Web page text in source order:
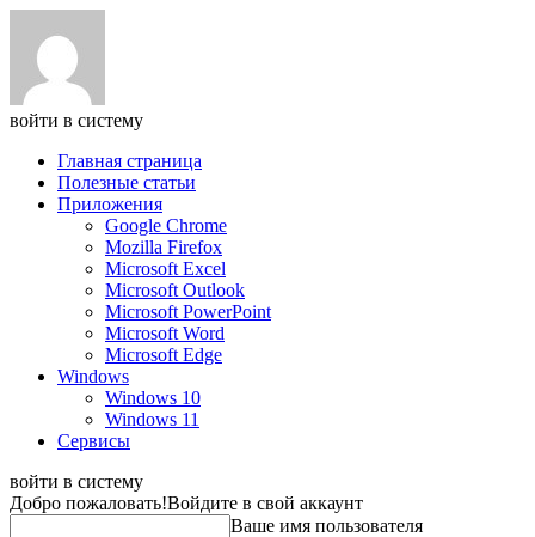
войти в систему
Главная страница
Полезные статьи
Приложения
Google Chrome
Mozilla Firefox
Microsoft Excel
Microsoft Outlook
Microsoft PowerPoint
Microsoft Word
Microsoft Edge
Windows
Windows 10
Windows 11
Сервисы
войти в систему
Добро пожаловать!Войдите в свой аккаунт
Ваше имя пользователя